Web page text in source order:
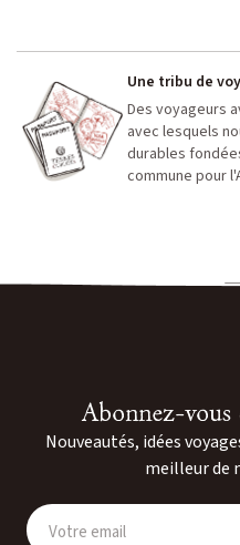
Une tribu de
Des voyageurs
avec lesquels
durables
commune pour
Abonnez-
Nouveautés, idées
meilleur de
Votre email